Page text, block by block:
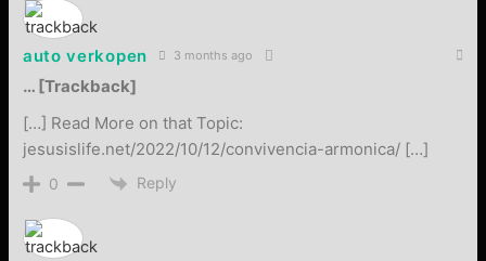
auto verkopen 3 months ago
… [Trackback]
[…] Read More on that Topic:
jesusislife.net/2022/10/12/convivencia-armonica/ […]
0 Reply